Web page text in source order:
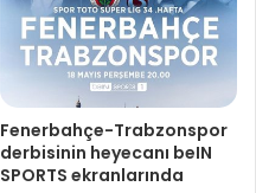
Fenerbahçe-Trabzonspor
derbisinin heyecanı beIN
SPORTS ekranlarında